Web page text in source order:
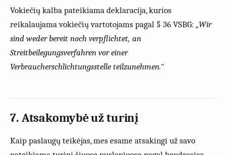
Vokiečių kalba pateikiama deklaracija, kurios
reikalaujama vokiečių vartotojams pagal § 36 VSBG: „Wir
sind weder bereit noch verpflichtet, an
Streitbeilegungsverfahren vor einer
Verbraucherschlichtungsstelle teilzunehmen."
7. Atsakomybė už turinį
Kaip paslaugų teikėjas, mes esame atsakingi už savo